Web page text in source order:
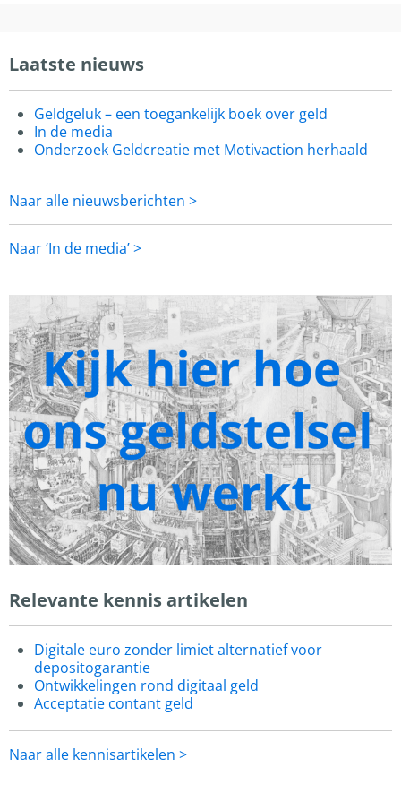
Laatste nieuws
Geldgeluk – een toegankelijk boek over geld
In de media
Onderzoek Geldcreatie met Motivaction herhaald
Naar alle nieuwsberichten >
Naar ‘In de media’ >
Relevante kennis artikelen
Digitale euro zonder limiet alternatief voor
depositogarantie
Ontwikkelingen rond digitaal geld
Acceptatie contant geld
Naar alle kennisartikelen >